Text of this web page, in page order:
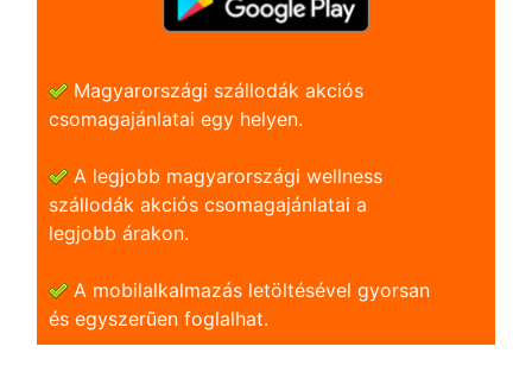
Magyarországi szállodák akciós
csomagajánlatai egy helyen.
A legjobb magyarországi wellness
szállodák akciós csomagajánlatai a
legjobb árakon.
A mobilalkalmazás letöltésével gyorsan
és egyszerũen foglalhat.